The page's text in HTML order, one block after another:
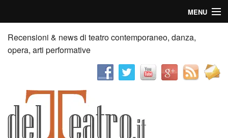
MENU
Home
Recensioni
News
Palazzi consiglia
Recensioni & news di teatro contemporaneo, danza,
opera, arti performative